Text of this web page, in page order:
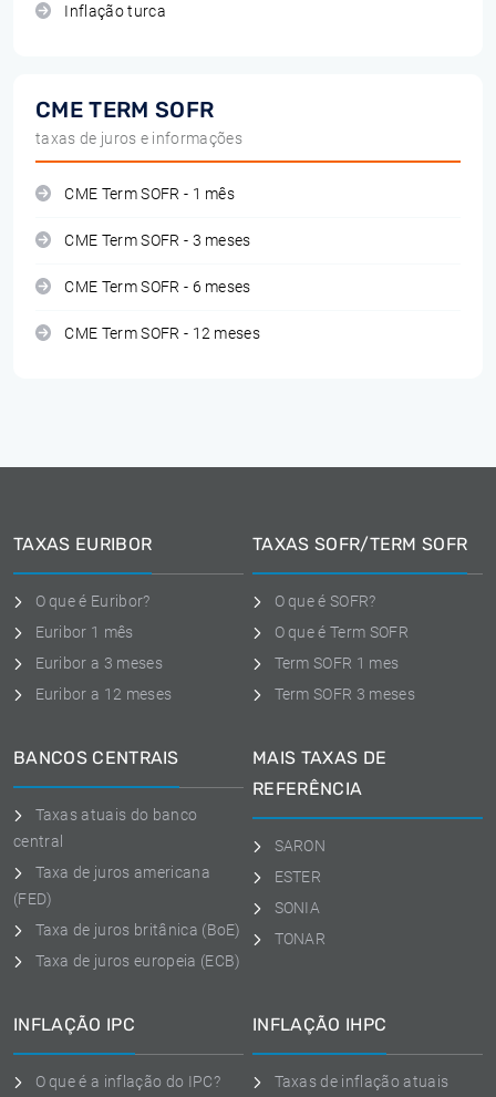
Inflação turca
CME TERM SOFR
taxas de juros e informações
CME Term SOFR - 1 mês
CME Term SOFR - 3 meses
CME Term SOFR - 6 meses
CME Term SOFR - 12 meses
TAXAS EURIBOR
O que é Euribor?
Euribor 1 mês
Euribor a 3 meses
Euribor a 12 meses
TAXAS SOFR/TERM SOFR
O que é SOFR?
O que é Term SOFR
Term SOFR 1 mes
Term SOFR 3 meses
BANCOS CENTRAIS
Taxas atuais do banco
central
Taxa de juros americana
(FED)
Taxa de juros britânica (BoE)
Taxa de juros europeia (ECB)
MAIS TAXAS DE
REFERÊNCIA
SARON
ESTER
SONIA
TONAR
INFLAÇÃO IPC
O que é a inflação do IPC?
INFLAÇÃO IHPC
Taxas de inflação atuais